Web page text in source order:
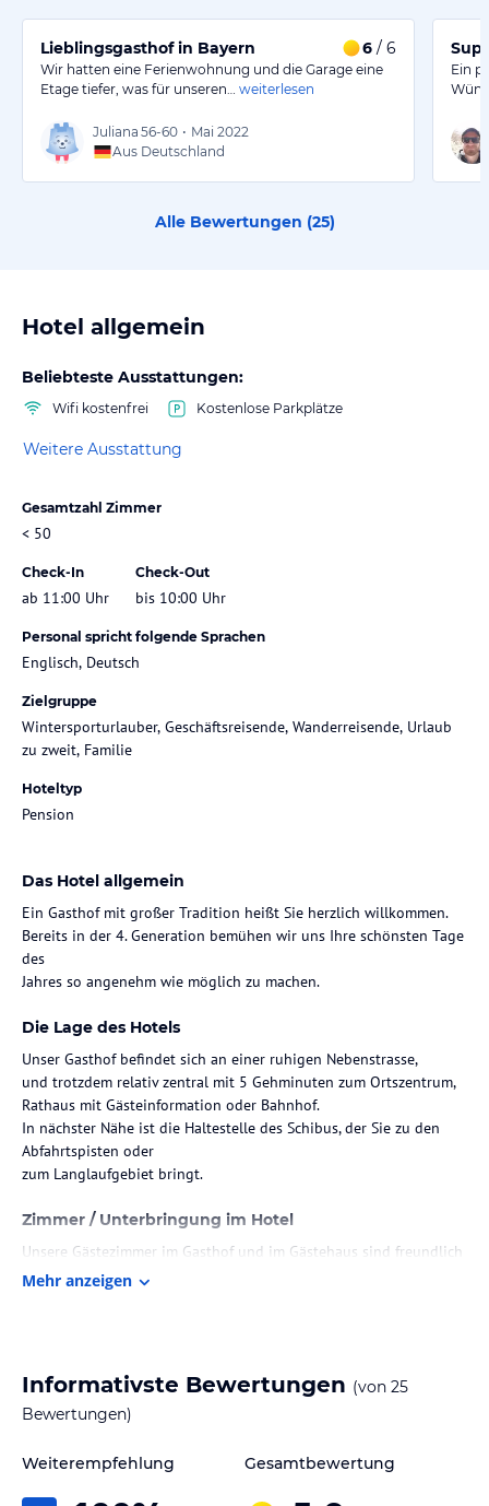
Lieblingsgasthof in Bayern 6 / 6
Wir hatten eine Ferienwohnung und die Garage eine
Etage tiefer, was für unseren…
weiterlesen
Juliana 56-60 • Mai 2022
Aus Deutschland
Ein
Alle Bewertungen (25)
Hotel allgemein
Beliebteste Ausstattungen:
Wifi kostenfrei Kostenlose Parkplätze
Weitere Ausstattung
Gesamtzahl Zimmer
< 50
Check-In
ab 11:00 Uhr
Check-Out
bis 10:00 Uhr
Personal spricht folgende Sprachen
Englisch, Deutsch
Zielgruppe
Wintersporturlauber, Geschäftsreisende, Wanderreisende, Urlaub
zu zweit, Familie
Hoteltyp
Pension
Das Hotel allgemein
Ein Gasthof mit großer Tradition heißt Sie herzlich willkommen.
Bereits in der 4. Generation bemühen wir uns Ihre schönsten Tage
des
Jahres so angenehm wie möglich zu machen.
Die Lage des Hotels
Unser Gasthof befindet sich an einer ruhigen Nebenstrasse,
und trotzdem relativ zentral mit 5 Gehminuten zum Ortszentrum,
Rathaus mit Gästeinformation oder Bahnhof.
In nächster Nähe ist die Haltestelle des Schibus, der Sie zu den
Abfahrtspisten oder
zum Langlaufgebiet bringt.
Zimmer / Unterbringung im Hotel
Unsere Gästezimmer im Gasthof und im Gästehaus sind freundlich
und behaglich
auch noch zwei sehr schöne Ferienwohnungen zur Verfügung.
Vor dem Gasthof ist ein großer Parkplatz und auch Garagen sind
Mehr anzeigen
Informativste Bewertungen (von 25
Bewertungen)
Weiterempfehlung Gesamtbewertung